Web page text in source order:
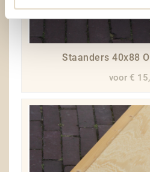
Staanders 40x88
voor €